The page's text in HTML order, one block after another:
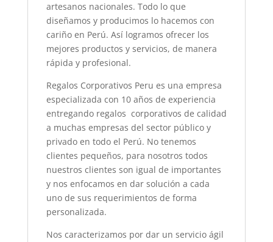
artesanos nacionales. Todo lo que
diseñamos y producimos lo hacemos con
cariño en Perú. Así logramos ofrecer los
mejores productos y servicios, de manera
rápida y profesional.
Regalos Corporativos Peru es una empresa
especializada con 10 años de experiencia
entregando regalos corporativos de calidad
a muchas empresas del sector público y
privado en todo el Perú. No tenemos
clientes pequeños, para nosotros todos
nuestros clientes son igual de importantes
y nos enfocamos en dar solución a cada
uno de sus requerimientos de forma
personalizada.
Nos caracterizamos por dar un servicio ágil